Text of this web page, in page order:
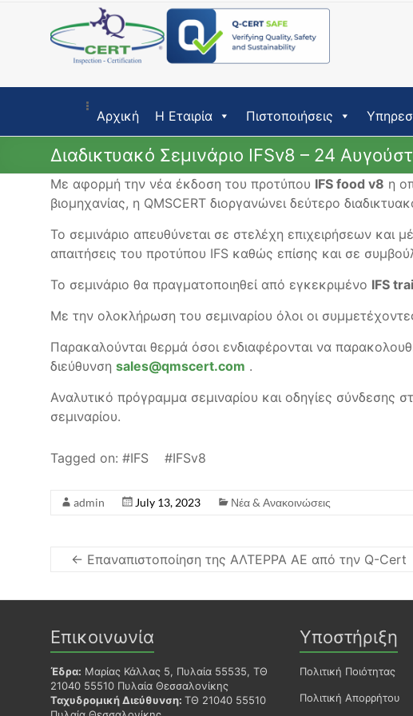
Αρχική Η Εταιρία Πιστοποιήσεις
Διαδικτυακό Σεμινάριο IFSv8 – 24
Με αφορμή την νέα έκδοση του προτύπου IFS food v8 η
βιομηχανίας, η QMSCERT διοργανώνει δεύτερο
Το σεμινάριο απευθύνεται σε στελέχη επιχειρήσεων
απαιτήσεις του προτύπου IFS καθώς επίσης και σε
Το σεμινάριο θα πραγματοποιηθεί από εγκεκριμένο IFS
Με την ολοκλήρωση του σεμιναρίου όλοι οι
Παρακαλούνται θερμά όσοι ενδιαφέρονται να
διεύθυνση sales@qmscert.com .
Αναλυτικό πρόγραμμα σεμιναρίου και οδηγίες
σεμιναρίου.
Tagged on: IFS IFSv8
admin July 13, 2023 Νέα & Ανακοινώσεις
← Επαναπιστοποίηση της ΑΛΤΕΡΡΑ ΑΕ από την Q-Cert
Επικοινωνία
Έδρα: Μαρίας Κάλλας 5, Πυλαία 55535, ΤΘ
21040 55510 Πυλαία Θεσσαλονίκης
Ταχυδρομική Διεύθυνση: ΤΘ 21040 55510
Υποστήριξη
Πολιτική Ποιότητας
Πολιτική Απορρήτου